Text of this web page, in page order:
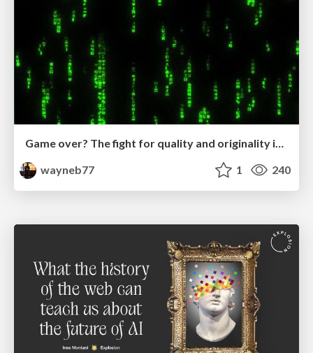
Game over? The fight for quality and originality in the time of robots
wayneb77
1 240